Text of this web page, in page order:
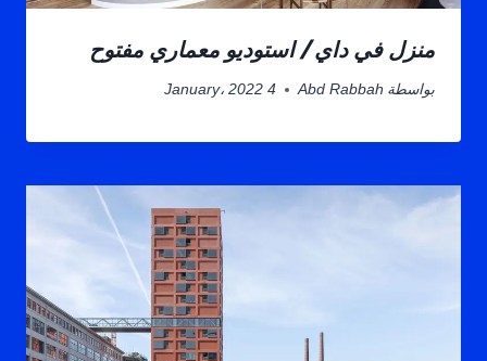
منزل في داي / استوديو معماري مفتوح
بواسطة Abd Rabbah 4 January، 2022